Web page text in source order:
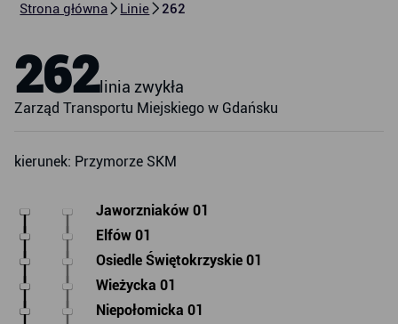
Strona główna Linie 262
262linia zwykła
Zarząd Transportu Miejskiego w Gdańsku
kierunek: Przymorze SKM
Jaworzniaków 01
Elfów 01
Osiedle Świętokrzyskie 01
Wieżycka 01
Niepołomicka 01